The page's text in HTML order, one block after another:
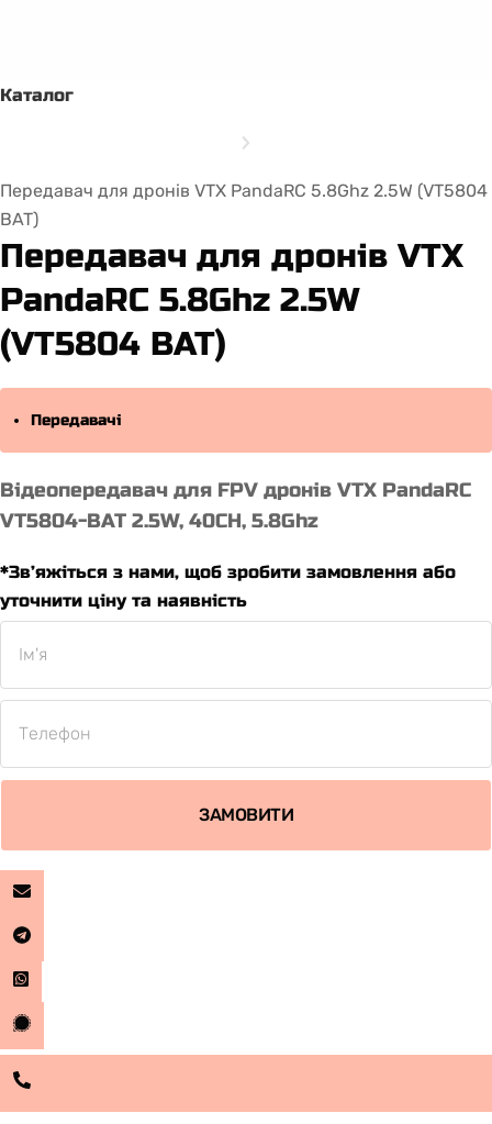
Каталог
Передавач для дронів VTX PandaRC 5.8Ghz 2.5W (VT5804
BAT)
Передавач для дронів VTX
PandaRC 5.8Ghz 2.5W
(VT5804 BAT)
Передавачі
Відеопередавач для FPV дронів VTX PandaRC
VT5804-BAT 2.5W, 40CH, 5.8Ghz
*Зв’яжіться з нами, щоб зробити замовлення або
уточнити ціну та наявність
ЗАМОВИТИ